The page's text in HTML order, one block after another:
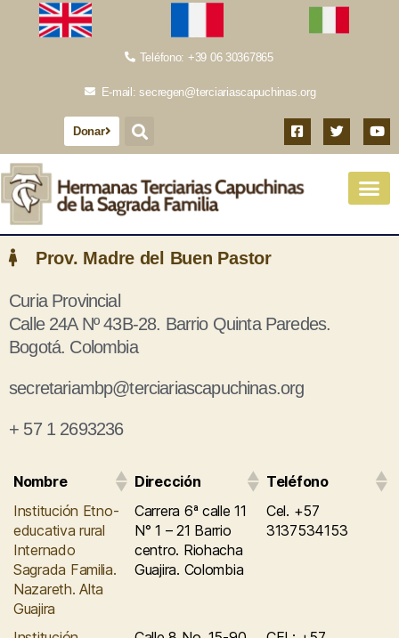
Teléfono: +39 06 30367865
E-mail: secregen@terciariascapuchinas.org
Donar
Prov. Madre del Buen Pastor
Curia Provincial
Calle 24A Nº 43B-28. Barrio Quinta Paredes.
Bogotá. Colombia
secretariambp@terciariascapuchinas.org
+ 57 1 2693236
Nombre Dirección
Teléfono
Institución Etno-
educativa rural
Internado
Sagrada Familia.
Nazareth. Alta
Guajira
Carrera 6ª calle 11
N° 1 – 21 Barrio
centro. Riohacha
Guajira. Colombia
Cel. +57
3137534153